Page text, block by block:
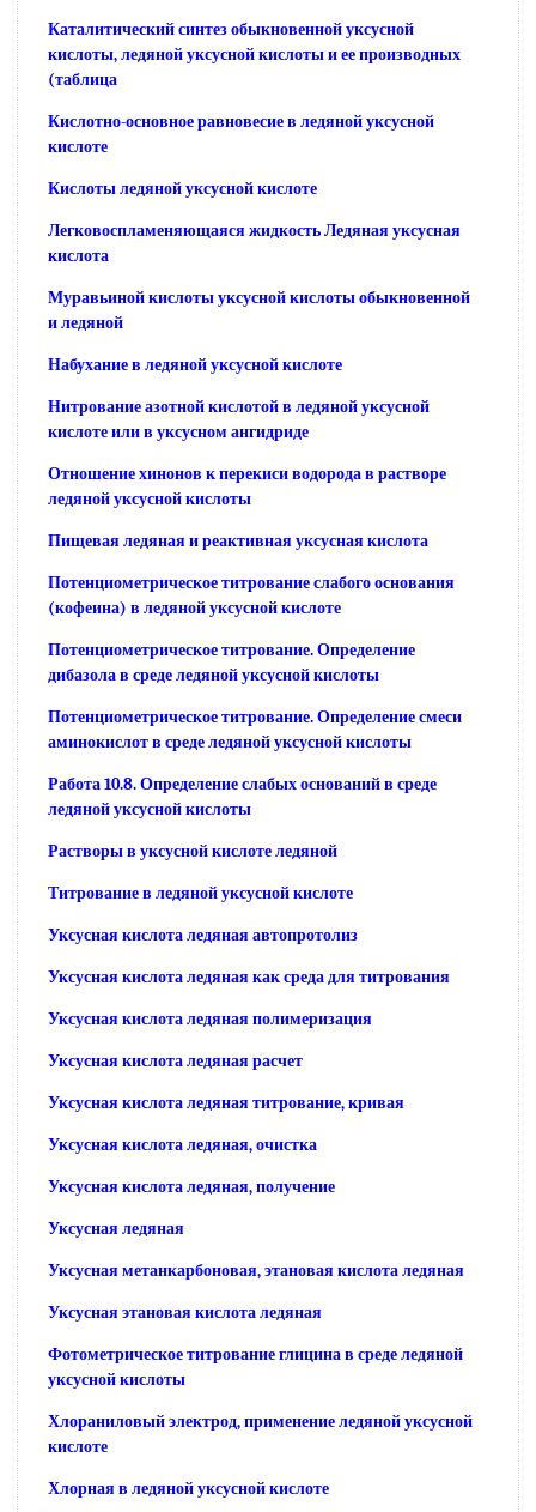
Каталитический синтез обыкновенной уксусной
кислоты, ледяной уксусной кислоты и ее производных
(таблица
Кислотно-основное равновесие в ледяной уксусной
кислоте
Кислоты ледяной уксусной кислоте
Легковоспламеняющаяся жидкость Ледяная уксусная
кислота
Муравьиной кислоты уксусной кислоты обыкновенной
и ледяной
Набухание в ледяной уксусной кислоте
Нитрование азотной кислотой в ледяной уксусной
кислоте или в уксусном ангидриде
Отношение хинонов к перекиси водорода в растворе
ледяной уксусной кислоты
Пищевая ледяная и реактивная уксусная кислота
Потенциометрическое титрование слабого основания
(кофеина) в ледяной уксусной кислоте
Потенциометрическое титрование. Определение
дибазола в среде ледяной уксусной кислоты
Потенциометрическое титрование. Определение смеси
аминокислот в среде ледяной уксусной кислоты
Работа 10.8. Определение слабых оснований в среде
ледяной уксусной кислоты
Растворы в уксусной кислоте ледяной
Титрование в ледяной уксусной кислоте
Уксусная кислота ледяная автопротолиз
Уксусная кислота ледяная как среда для титрования
Уксусная кислота ледяная полимеризация
Уксусная кислота ледяная расчет
Уксусная кислота ледяная титрование, кривая
Уксусная кислота ледяная, очистка
Уксусная кислота ледяная, получение
Уксусная ледяная
Уксусная метанкарбоновая, этановая кислота ледяная
Уксусная этановая кислота ледяная
Фотометрическое титрование глицина в среде ледяной
уксусной кислоты
Хлораниловый электрод, применение ледяной уксусной
кислоте
Хлорная в ледяной уксусной кислоте